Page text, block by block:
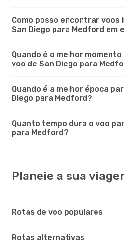
Como posso encontrar voos
San Diego para Medford em
Quando é o melhor
voo de San Diego para
Quando é a melhor época
Diego para Medford?
Quanto tempo dura o voo
para Medford?
Planeie a sua
Rotas de voo populares
Rotas alternativas